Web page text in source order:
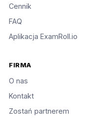
Cennik
FAQ
Aplikacja ExamRoll.io
FIRMA
O nas
Kontakt
Zostań partnerem